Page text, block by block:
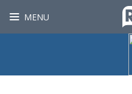
MENU